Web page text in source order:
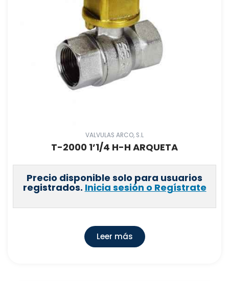
VALVULAS ARCO, S.L
T-2000 1’1/4 H-H ARQUETA
Precio disponible solo para usuarios
registrados. Inicia sesión o Regístrate
Leer más